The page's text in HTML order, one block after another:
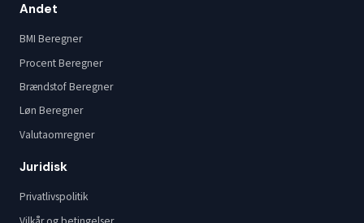
Andet
BMI Beregner
Procent Beregner
Brændstof Beregner
Løn Beregner
Valutaomregner
Juridisk
Privatlivspolitik